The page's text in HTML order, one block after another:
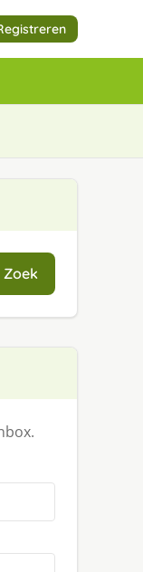
Zoek